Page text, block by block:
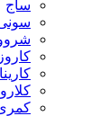
ساج
کارینا
کلارو